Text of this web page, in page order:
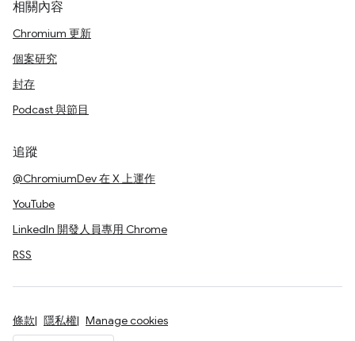
相關內容
Chromium 更新
個案研究
封存
Podcast 與節目
追蹤
@ChromiumDev 在 X 上運作
YouTube
LinkedIn 開發人員專用 Chrome
RSS
條款 隱私權 Manage cookies